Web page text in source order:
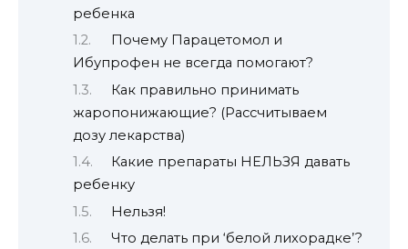
ребенка
Почему Парацетомол и
Ибупрофен не всегда помогают?
Как правильно принимать
жаропонижающие? (Рассчитываем
дозу лекарства)
Какие препараты НЕЛЬЗЯ давать
ребенку
Нельзя!
Что делать при ‘белой лихорадке’?